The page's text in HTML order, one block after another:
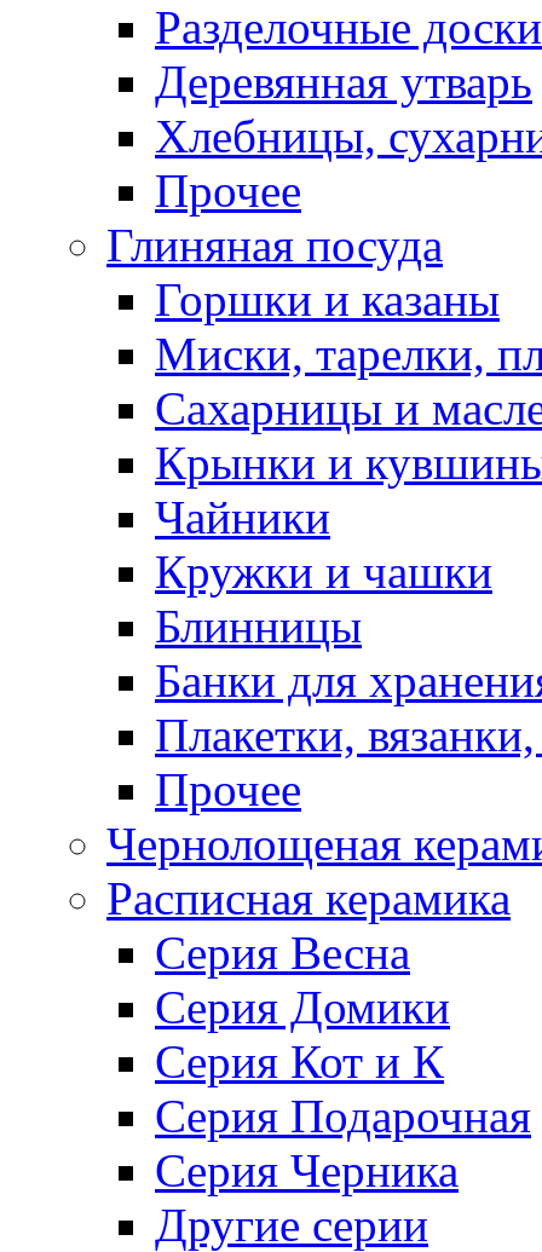
Разделочные доски
Деревянная утварь
Хлебницы,
Прочее
Глиняная посуда
Горшки и казаны
Миски, тарелки,
Сахарницы и
Крынки и
Чайники
Кружки и чашки
Блинницы
Банки для
Плакетки,
Прочее
Чернолощеная
Расписная керамика
Серия Весна
Серия Домики
Серия Кот и К
Серия Подарочная
Серия Черника
Другие серии